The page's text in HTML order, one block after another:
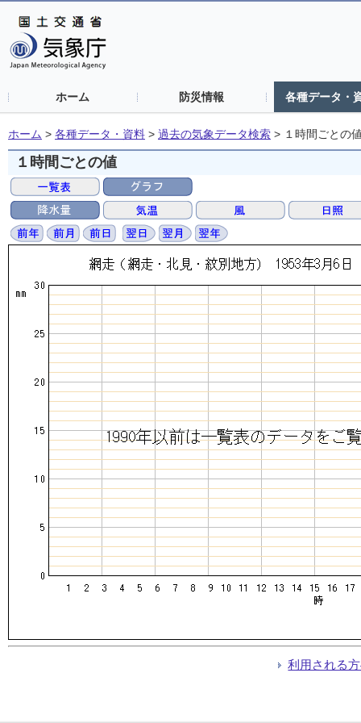
ホーム 防災情報 各種データ・
ホーム > 各種データ・資料 > 過去の気象データ検索 > １時間ごとの
１時間ごとの値
利用される